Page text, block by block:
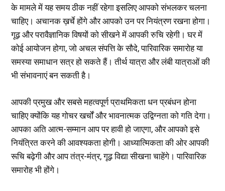
के मामले में यह समय ठीक नहीं रहेगा इसलिए आपको संभलकर चलना
चाहिए। अचानक ख़र्चे होंगे और आपको उन पर नियंत्रण रखना होगा।
गूढ़ और परावैज्ञानिक विषयों को सीखने में आपकी रुचि रहेगी। घर में
कोई आयोजन होगा, जो अचल संपत्ति के सौदे, पारिवारिक समारोह या
समस्या समाधान सत्र हो सकते हैं। तीर्थ यात्रा और लंबी यात्राओं की
भी संभावनाएं बन सकती है।
आपकी प्रमुख और सबसे महत्वपूर्ण प्राथमिकता धन प्रबंधन होना
चाहिए क्योंकि यह गोचर खर्चों और भावनात्मक उद्विग्नता को गति देगा।
आपका अति आत्म-सम्मान आप पर हावी हो जाएगा, और आपको इसे
नियंत्रित करने की आवश्यकता होगी। आध्यात्मिकता की ओर आपकी
रूचि बढ़ेगी और आप तंत्र-मंत्र, गूढ़ विद्या सीखना चाहेंगे। पारिवारिक
समारोह भी होंगे।